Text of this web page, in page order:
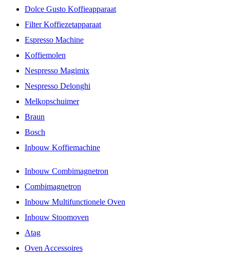
Dolce Gusto Koffieapparaat
Filter Koffiezetapparaat
Espresso Machine
Koffiemolen
Nespresso Magimix
Nespresso Delonghi
Melkopschuimer
Braun
Bosch
Inbouw Koffiemachine
Inbouw Combimagnetron
Combimagnetron
Inbouw Multifunctionele Oven
Inbouw Stoomoven
Atag
Oven Accessoires